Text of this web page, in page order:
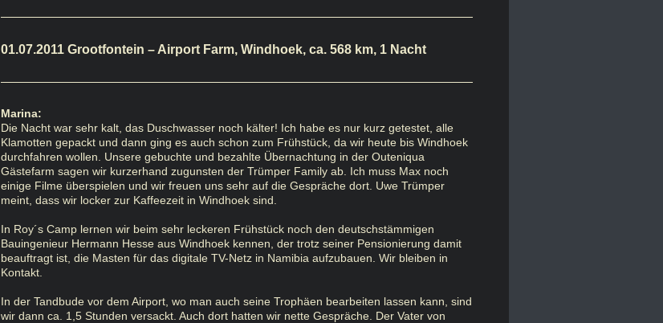
01.07.2011 Grootfontein – Airport Farm, Windhoek, ca. 568 km, 1 Nacht
Marina:
Die Nacht war sehr kalt, das Duschwasser noch kälter! Ich habe es nur kurz getestet, alle
Klamotten gepackt und dann ging es auch schon zum Frühstück, da wir heute bis Windhoek
durchfahren wollen. Unsere gebuchte und bezahlte Übernachtung in der Outeniqua
Gästefarm sagen wir kurzerhand zugunsten der Trümper Family ab. Ich muss Max noch
einige Filme überspielen und wir freuen uns sehr auf die Gespräche dort. Uwe Trümper
meint, dass wir locker zur Kaffeezeit in Windhoek sind.
In Roy´s Camp lernen wir beim sehr leckeren Frühstück noch den deutschstämmigen
Bauingenieur Hermann Hesse aus Windhoek kennen, der trotz seiner Pensionierung damit
beauftragt ist, die Masten für das digitale TV-Netz in Namibia aufzubauen. Wir bleiben in
Kontakt.
In der Tandbude vor dem Airport, wo man auch seine Trophäen bearbeiten lassen kann, sind
wir dann ca. 1,5 Stunden versackt. Auch dort hatten wir nette Gespräche. Der Vater von